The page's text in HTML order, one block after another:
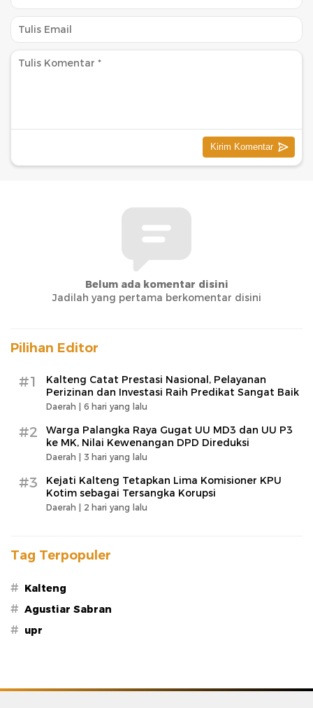
Belum ada komentar disini
Jadilah yang pertama berkomentar disini
Pilihan Editor
#1
Kalteng Catat Prestasi Nasional, Pelayanan
Perizinan dan Investasi Raih Predikat Sangat Baik
Daerah | 6 hari yang lalu
#2
Warga Palangka Raya Gugat UU MD3 dan UU P3
ke MK, Nilai Kewenangan DPD Direduksi
Daerah | 3 hari yang lalu
#3
Kejati Kalteng Tetapkan Lima Komisioner KPU
Kotim sebagai Tersangka Korupsi
Daerah | 2 hari yang lalu
Tag Terpopuler
# Kalteng
# Agustiar Sabran
# upr